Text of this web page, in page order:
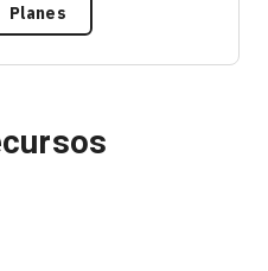
Planes